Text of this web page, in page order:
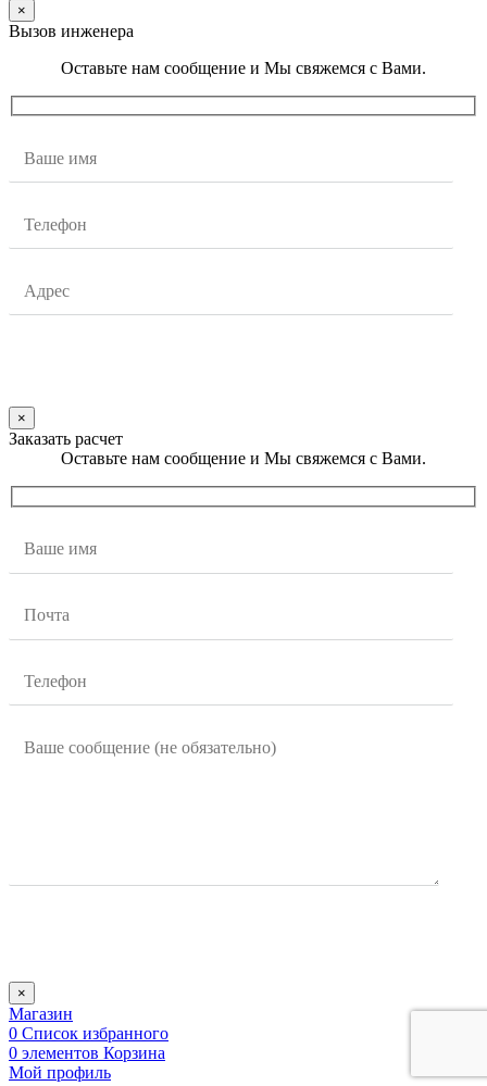
×
Вызов инженера
Оставьте нам сообщение и Мы свяжемся с Вами.
×
Заказать расчет
Оставьте нам сообщение и Мы свяжемся с Вами.
×
Магазин
0 Список избранного
0 элементов Корзина
Мой профиль